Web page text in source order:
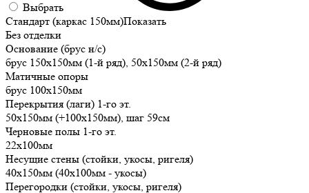
Выбрать
Стандарт (каркас 150мм)Показать
Без отделки
Основание (брус н/с)
брус 150х150мм (1-й ряд), 50х150мм (2-й ряд)
Матичные опоры
брус 100х150мм
Перекрытия (лаги) 1-го эт.
50х150мм (+100х150мм), шаг 59см
Черновые полы 1-го эт.
22х100мм
Несущие стены (стойки, укосы, ригеля)
40х150мм (40х100мм - укосы)
Перегородки (стойки, укосы, ригеля)